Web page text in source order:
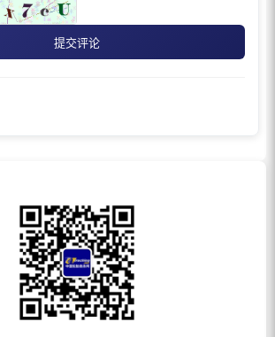
提交评论